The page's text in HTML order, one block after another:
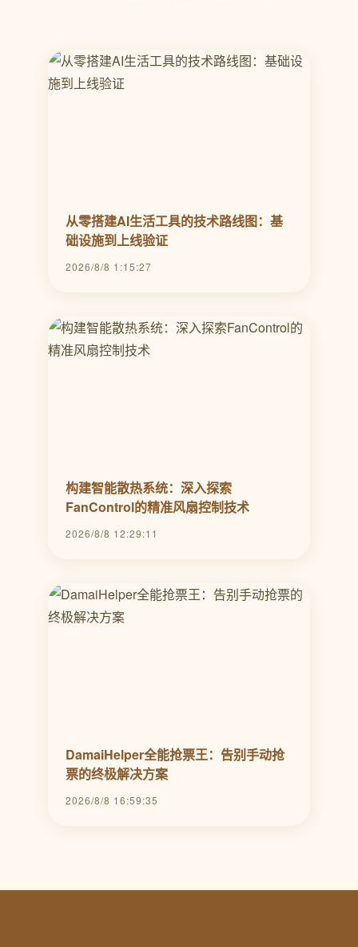
从零搭建AI生活工具的技术路线图：基
础设施到上线验证
2026/8/8 1:15:27
构建智能散热系统：深入探索
FanControl的精准风扇控制技术
2026/8/8 12:29:11
DamaiHelper全能抢票王：告别手动抢
票的终极解决方案
2026/8/8 16:59:35